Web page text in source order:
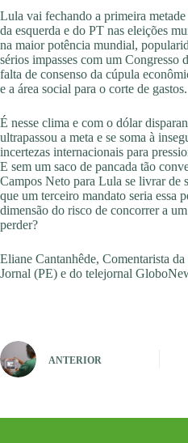
Lula vai fechando a primeira
da esquerda e do PT nas eleições
na maior potência mundial,
sérios impasses com um Congresso
falta de consenso da cúpula
e a área social para o corte de gastos.
É nesse clima e com o dólar
ultrapassou a meta e se soma à
incertezas internacionais para
E sem um saco de pancada tão
Campos Neto para Lula se livrar de
que um terceiro mandato seria essa
dimensão do risco de concorrer a
perder?
Eliane Cantanhêde, Comentarista
Jornal (PE) e do telejornal
ANTERIOR